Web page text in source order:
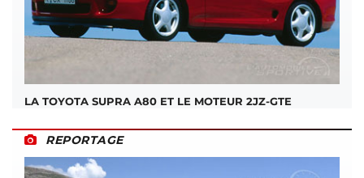
LA TOYOTA SUPRA A80 ET LE MOTEUR 2JZ-GTE
REPORTAGE